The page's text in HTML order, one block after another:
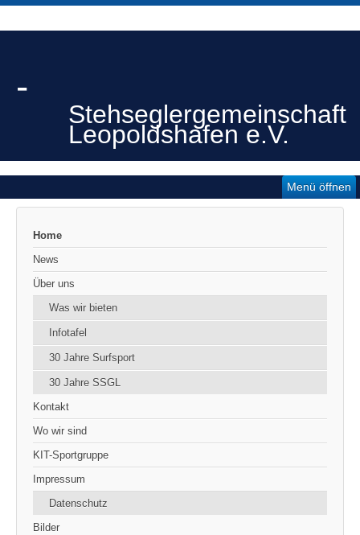
-
Stehseglergemeinschaft
Leopoldshafen e.V.
Menü öffnen
Home
News
Über uns
Was wir bieten
Infotafel
30 Jahre Surfsport
30 Jahre SSGL
Kontakt
Wo wir sind
KIT-Sportgruppe
Impressum
Datenschutz
Bilder